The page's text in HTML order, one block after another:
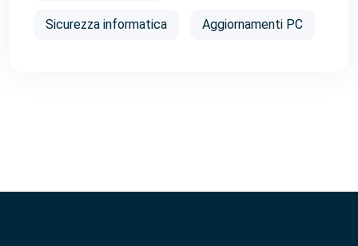
Sicurezza informatica Aggiornamenti PC